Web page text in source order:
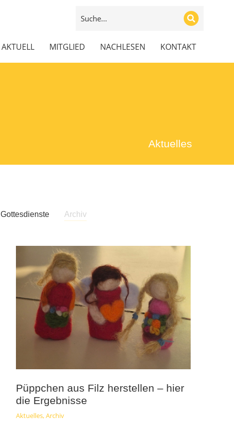
AKTUELL MITGLIED NACHLESEN KONTAKT
Aktuelles
Gottesdienste Archiv
Püppchen aus Filz herstellen – hier
die Ergebnisse
Aktuelles,Archiv